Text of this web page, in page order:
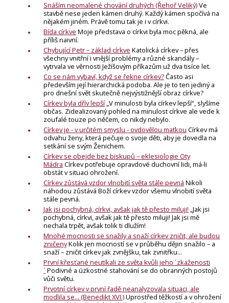
Snáším neomalené chování druhých (Řehoř Veliký)Ve
stavbě nese jeden kámen druhý. Každý kámen spočívá na
nějakém jiném. Právě tomu tak je i v církvi.
Bída církve Moje představa o církvi byla moc pěkná, ale
příliš naivní.
Chybující Petr – základ církve Katolická církev – přes
všechny vnitřní i vnější problémy a různé skandály –
vytrvala ve věrnosti Ježíšovým příkazům už dva tisíce let.
Co se nám vybaví, když se řekne církev?Často asi
především její hierarchická podoba. Ale je to ten jediný a
pro dnešní svět skutečně nejvýstižnější obraz církve?
Církev byla dřív lepší „V minulosti byla církev lepší“, slyšíme
občas. Zidealizovaný pohled na minulost církve ale vede k
zoufalé touze po něčem, co nikdy nebylo.
Církev je - v určitém smyslu - ovdovělou matkou Církev má
odvahu ženy, která pečuje o svoje děti, aby je dovedla na
setkání se svým Ženichem.
Církev se obejde bez biskupů – eklesiologie Oty
Mádra Církev potřebuje opravdové duchovní lidi, má-li
obstát v situaci ohrožení.
Církev zůstává vzdor vlnobití světa stále pevná Nikoli
náhodou zůstává Boží církev vzdor všemu vlnobití světa
stále pevná.
Jak jsi pochybná, církvi, avšak jak tě přesto miluji! „Jak jsi
pochybná, církvi, avšak jak tě přesto miluji! Jak jsi mě
nechala trpět, avšak tolik ti dlužím!
Mnohé mocnosti se snažily a snaží církev zničit, ale budou
zničenyKolik jen mocností se v průběhu dějin snažilo – a
snaží – zničit církev jak zvnějšku, tak zvnitřku...
První křesťané neutíkali ze světa kvůli jeho ´zkaženosti
´ Podivné a úzkostné stahování se do obranných postojů
vůči světu.
Prvotní církev v první řadě neanalyzovala situaci, ale
modlila se... (Benedikt XVI.)Uprostřed těžkostí a v ohrožení